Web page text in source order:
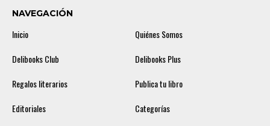
NAVEGACIÓN
Inicio
Quiénes Somos
Delibooks Club
Delibooks Plus
Regalos literarios
Publica tu libro
Editoriales
Categorías